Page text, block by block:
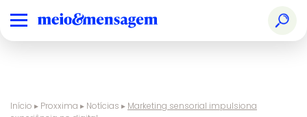
Início ▸ Proxxima ▸ Notícias ▸ Marketing sensorial impulsiona